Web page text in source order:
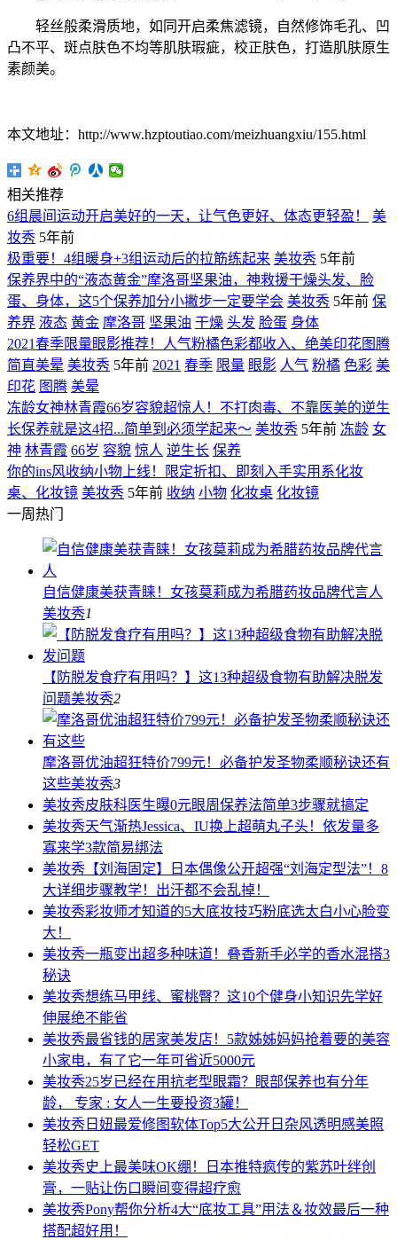
轻丝般柔滑质地，如同开启柔焦滤镜，自然修饰毛孔、凹
凸不平、斑点肤色不均等肌肤瑕疵，校正肤色，打造肌肤原生
素颜美。
本文地址：http://www.hzptoutiao.com/meizhuangxiu/155.html
相关推荐
6组晨间运动开启美好的一天，让气色更好、体态更轻盈！
美
妆秀 5年前
极重要！4组暖身+3组运动后的拉筋练起来 美妆秀 5年前
保养界中的“液态黄金”摩洛哥坚果油，神救援干燥头发、脸
蛋、身体，这5个保养加分小撇步一定要学会 美妆秀 5年前 保
养界 液态 黄金 摩洛哥 坚果油 干燥 头发 脸蛋 身体
2021春季限量眼影推荐！人气粉橘色彩都收入、绝美印花图腾
简直美晕 美妆秀 5年前 2021 春季 限量 眼影 人气 粉橘 色彩 美
印花 图腾 美晕
冻龄女神林青霞66岁容貌超惊人！不打肉毒、不靠医美的逆生
长保养就是这4招...简单到必须学起来～ 美妆秀 5年前 冻龄 女
神 林青霞 66岁 容貌 惊人 逆生长 保养
你的ins风收纳小物上线！限定折扣、即刻入手实用系化妆
桌、化妆镜 美妆秀 5年前 收纳 小物 化妆桌 化妆镜
一周热门
自信健康美获青睐！女孩莫莉成为希腊药妆品牌代言人
美妆秀1
【防脱发食疗有用吗？】这13种超级食物有助解决脱发
问题美妆秀2
摩洛哥优油超狂特价799元！必备护发圣物柔顺秘诀还有
这些美妆秀3
美妆秀皮肤科医生曝0元眼周保养法简单3步骤就搞定
美妆秀天气渐热Jessica、IU换上超萌丸子头！依发量多
寡来学3款简易绑法
美妆秀 【刘海固定】日本偶像公开超强“刘海定型法”！8
大详细步骤教学！出汗都不会乱掉！
美妆秀彩妆师才知道的5大底妆技巧粉底选太白小心脸变
大！
美妆秀一瓶变出超多种味道！叠香新手必学的香水混搭3
秘诀
美妆秀想练马甲线、蜜桃臀？这10个健身小知识先学好
伸展绝不能省
美妆秀最省钱的居家美发店！5款姊姊妈妈抢着要的美容
小家电，有了它一年可省近5000元
美妆秀25岁已经在用抗老型眼霜？眼部保养也有分年
龄， 专家 : 女人一生要投资3罐！
美妆秀 日妞最爱修图软体Top5大公开日杂风透明感美照
轻松GET
美妆秀史上最美味OK绷！日本推特疯传的紫苏叶绊创
膏，一贴让伤口瞬间变得超疗愈
美妆秀Pony帮你分析4大“底妆工具”用法＆妆效最后一种
搭配超好用！